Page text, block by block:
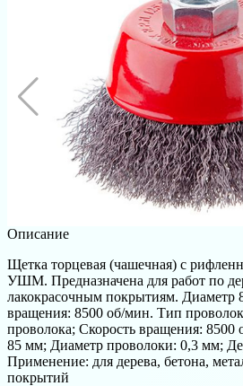
Описание
Щетка торцевая (чашечная) с
УШМ. Предназначена для работ по
лакокрасочным покрытиям. Диаметр
вращения: 8500 об/мин. Тип
проволока; Скорость вращения:
85 мм; Диаметр проволоки: 0,3 мм;
Применение: для дерева, бетона,
покрытий